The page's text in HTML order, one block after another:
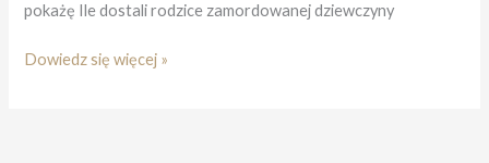
pokażę Ile dostali rodzice zamordowanej dziewczyny
3
Dowiedz się więcej »